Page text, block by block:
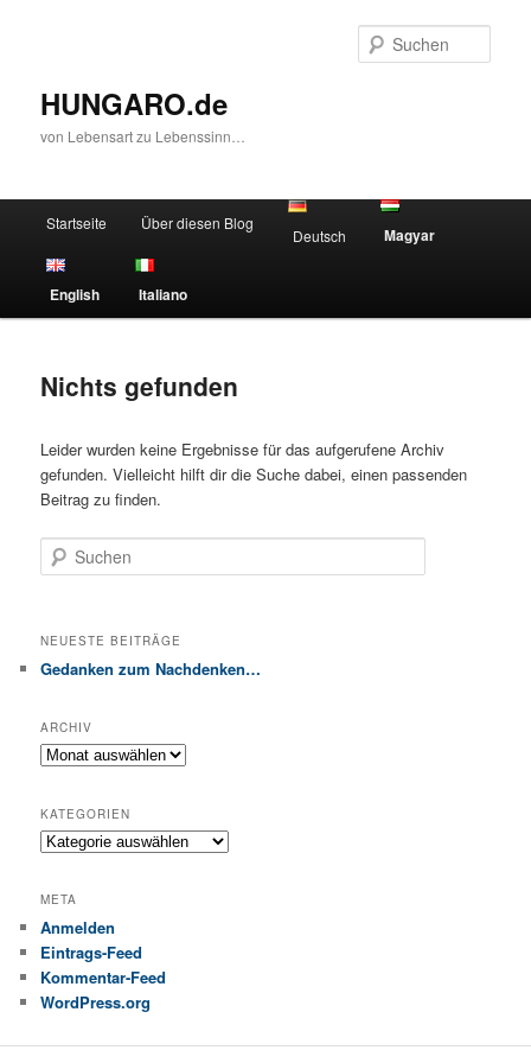
HUNGARO.de
von Lebensart zu Lebenssinn…
Startseite Über diesen Blog
Deutsch Magyar
English Italiano
Nichts gefunden
Leider wurden keine Ergebnisse für das aufgerufene Archiv
gefunden. Vielleicht hilft dir die Suche dabei, einen passenden
Beitrag zu finden.
Suchen
NEUESTE BEITRÄGE
Gedanken zum Nachdenken…
ARCHIV
Archiv
KATEGORIEN
Kategorien
META
Anmelden
Eintrags-Feed
Kommentar-Feed
WordPress.org